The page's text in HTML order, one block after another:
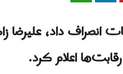
اعلام کرد.